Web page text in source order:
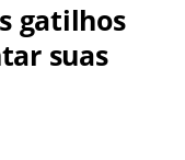
gatilhos
suas